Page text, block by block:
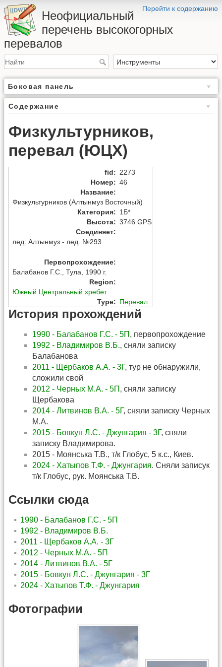
Перейти к содержанию
Неофициальный
перечень высокогорных
перевалов
Боковая панель
Содержание
Физкультурников,
перевал (ЮЦХ)
fid: 2273
Номер: 46
Название:
Физкультурников (Алтынмуз Восточный)
Категория: 1Б*
Высота: 3746 GPS
Соединяет:
лед. Алтынмуз - лед. №293
Первопрохождение:
Балабанов Г.С.
,Тула
1990 г.
Region:
Южный Центральный хребет
Type: Перевал
История прохождений
1990 - Балабанов Г.С. - 5П , первопрохождение
1992 - Владимиров В.Б., сняли записку
Балабанова
2011 - Щербаков А.А. - 3Г, тур не обнаружили,
сложили свой
2012 - Черных М.А. - 5П , сняли записку
Щербакова
2014 - Литвинов В.А. - 5Г, сняли записку Черных
М.А.
2015 - Бовкун Л.С. - Джунгария - 3Г, сняли
записку Владимирова.
2015 - Моянська Т.В., т/к Глобус, 5 к.с., Киев.
2024 - Хатыпов Т.Ф. - Джунгария. Сняли записук
т/к Глобус, рук. Моянська Т.В.
Ссылки сюда
1990 - Балабанов Г.С. - 5П
1992 - Владимиров В.Б.
2011 - Щербаков А.А. - 3Г
2012 - Черных М.А. - 5П
2014 - Литвинов В.А. - 5Г
2015 - Бовкун Л.С. - Джунгария - 3Г
2024 - Хатыпов Т.Ф. - Джунгария
Фотографии